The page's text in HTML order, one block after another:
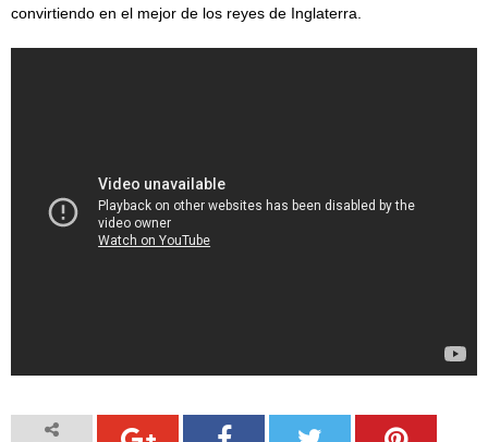
convirtiendo en el mejor de los reyes de Inglaterra.